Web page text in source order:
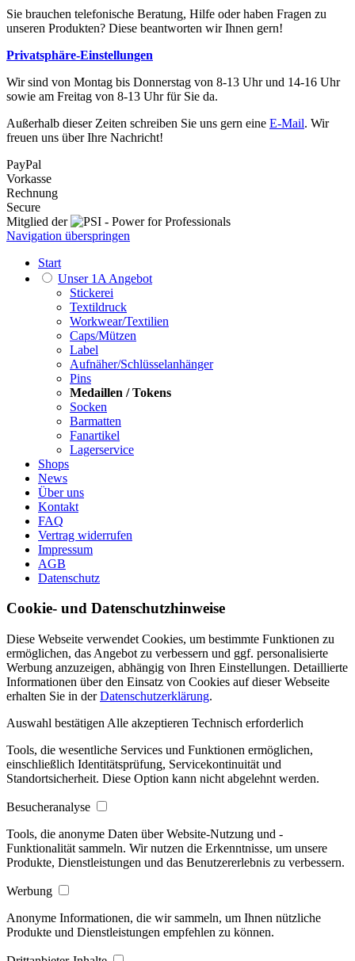
Sie brauchen telefonische Beratung, Hilfe oder haben Fragen zu
unseren Produkten? Diese beantworten wir Ihnen gern!
Privatsphäre-Einstellungen
Wir sind von Montag bis Donnerstag von 8-13 Uhr und 14-16 Uhr
sowie am Freitag von 8-13 Uhr für Sie da.
Außerhalb dieser Zeiten schreiben Sie uns gern eine E-Mail. Wir
freuen uns über Ihre Nachricht!
PayPal
Vorkasse
Rechnung
Secure
Mitglied der
Navigation überspringen
Start
Unser 1A Angebot
Stickerei
Textildruck
Workwear/Textilien
Caps/Mützen
Label
Aufnäher/Schlüsselanhänger
Pins
Medaillen / Tokens
Socken
Barmatten
Fanartikel
Lagerservice
Shops
News
Über uns
Kontakt
FAQ
Vertrag widerrufen
Impressum
AGB
Datenschutz
Cookie- und Datenschutzhinweise
Diese Webseite verwendet Cookies, um bestimmte Funktionen zu
ermöglichen, das Angebot zu verbessern und ggf. personalisierte
Werbung anzuzeigen, abhängig von Ihren Einstellungen. Detaillierte
Informationen über den Einsatz von Cookies auf dieser Webseite
erhalten Sie in derDatenschutzerklärung.
Auswahl bestätigen Alle akzeptieren Technisch erforderlich
Tools, die wesentliche Services und Funktionen ermöglichen,
einschließlich Identitätsprüfung, Servicekontinuität und
Standortsicherheit. Diese Option kann nicht abgelehnt werden.
Besucheranalyse
Tools, die anonyme Daten über Website-Nutzung und -
Funktionalität sammeln. Wir nutzen die Erkenntnisse, um unsere
Produkte, Dienstleistungen und das Benutzererlebnis zu verbessern.
Werbung
Anonyme Informationen, die wir sammeln, um Ihnen nützliche
Produkte und Dienstleistungen empfehlen zu können.